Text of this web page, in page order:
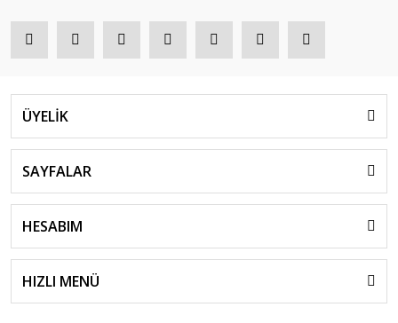
ÜYELİK
SAYFALAR
HESABIM
HIZLI MENÜ